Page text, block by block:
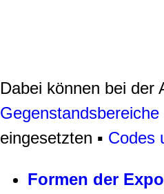
Dabei können bei der
Gegenstandsbereiche
eingesetzten ▪ Codes
Formen der